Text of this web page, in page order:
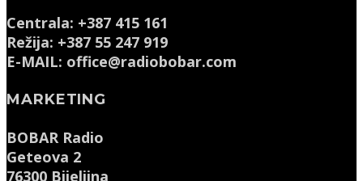
Centrala: +387 415 161
Režija: +387 55 247 919
E-MAIL: office@radiobobar.com
MARKETING
BOBAR Radio
Geteova 2
76300 Bijeljina